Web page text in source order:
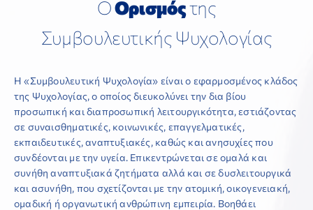
ΕΠΙΣΤΗΜΟΝΙΚΕΣ ΕΚΔΗΛΩΣΕΙΣ
ΕΠΙΣΤΗΜΟΝΙΚΟ ΥΛΙΚΟ
ΑΝΑΚΟΙΝΩΣΕΙΣ
ΕΠΙΚΟΙΝΩΝΙΑ
ΟΟρισμόςτης
Συμβουλευτικής Ψυχολογίας
Η «Συμβουλευτική Ψυχολογία» είναι ο εφαρμοσμένος κλάδος
της Ψυχολογίας, ο οποίος διευκολύνει την δια βίου
προσωπική και διαπροσωπική λειτουργικότητα, εστιάζοντας
σε συναισθηματικές, κοινωνικές, επαγγελματικές,
εκπαιδευτικές, αναπτυξιακές, καθώς και ανησυχίες που
συνδέονται με την υγεία. Επικεντρώνεται σε ομαλά και
συνήθη αναπτυξιακά ζητήματα αλλά και σε δυσλειτουργικά
και ασυνήθη, που σχετίζονται με την ατομική, οικογενειακή,
ομαδική ή οργανωτική ανθρώπινη εμπειρία. Βοηθάει